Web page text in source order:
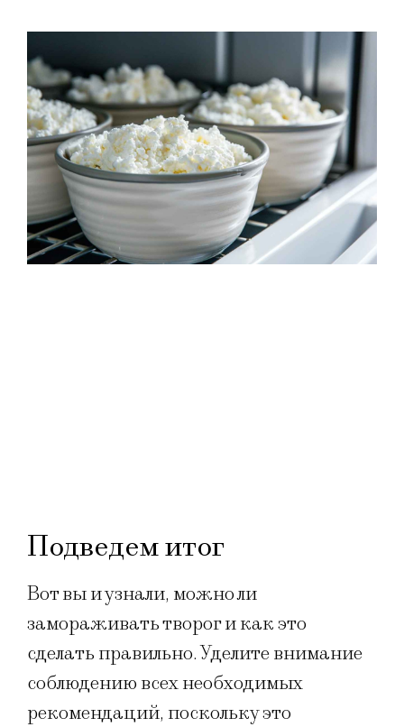
Подведем итог
Вот вы и узнали, можно ли
замораживать творог и как это
сделать правильно. Уделите внимание
соблюдению всех необходимых
рекомендаций, поскольку это